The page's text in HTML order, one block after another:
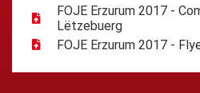
FOJE Erzurum 2017 -
Lëtzebuerg
FOJE Erzurum 2017 -